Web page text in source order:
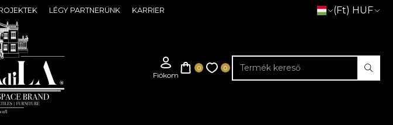
LÉGY PARTNERÜNK KARRIER (Ft) HUF